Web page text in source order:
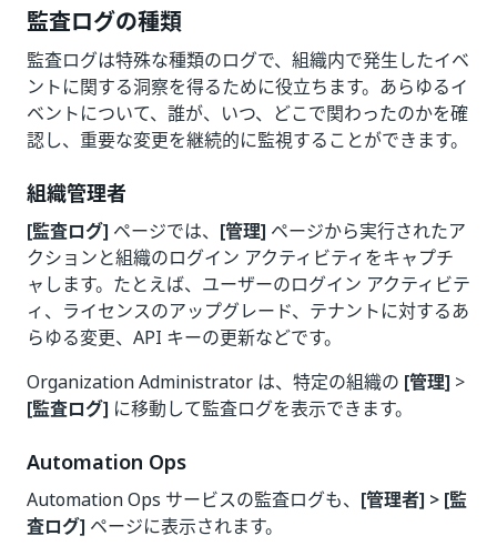
監査ログの種類
監査ログは特殊な種類のログで、組織内で発生したイベ
ントに関する洞察を得るために役立ちます。あらゆるイ
ベントについて、誰が、いつ、どこで関わったのかを確
認し、重要な変更を継続的に監視することができます。
組織管理者
[監査ログ] ページでは、 [管理] ページから実行されたア
クションと組織のログイン アクティビティをキャプチ
ャします。たとえば、ユーザーのログイン アクティビテ
ィ、ライセンスのアップグレード、テナントに対するあ
らゆる変更、API キーの更新などです。
Organization Administrator は、特定の組織の [管理] >
[監査ログ] に移動して監査ログを表示できます。
Automation Ops
Automation Ops サービスの監査ログも、 [管理者] > [監
査ログ] ページに表示されます。